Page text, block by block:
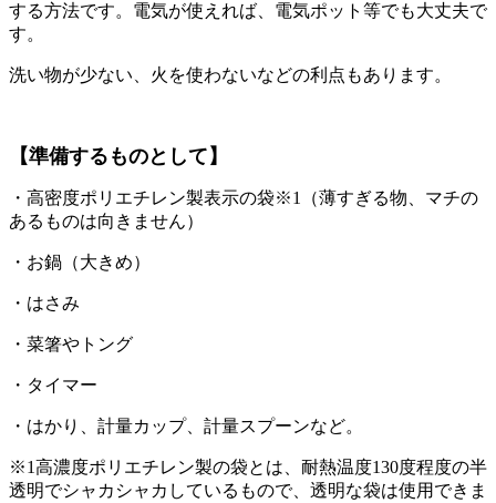
する方法です。電気が使えれば、電気ポット等でも大丈夫で
す。
洗い物が少ない、火を使わないなどの利点もあります。
【準備するものとして】
・高密度ポリエチレン製表示の袋※1（薄すぎる物、マチの
あるものは向きません）
・お鍋（大きめ）
・はさみ
・菜箸やトング
・タイマー
・はかり、計量カップ、計量スプーンなど。
※1高濃度ポリエチレン製の袋とは、耐熱温度130度程度の半
透明でシャカシャカしているもので、透明な袋は使用できま